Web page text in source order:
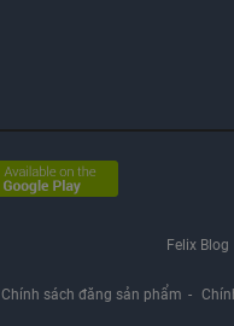
Felix Blog
Chính sách đăng sản phẩm